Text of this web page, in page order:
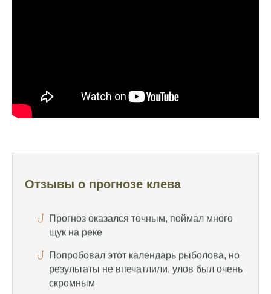
Отзывы о прогнозе клева
Календарь рыболова иногда работает,
иногда нет, это всегда лотерея
результаты не впечатлили, улов был очень
скромным
Спасибо за информацию! Рыбалка прошла
отлично, уловил карпа и налима
Уже второй раз пользуюсь этим прогнозом,